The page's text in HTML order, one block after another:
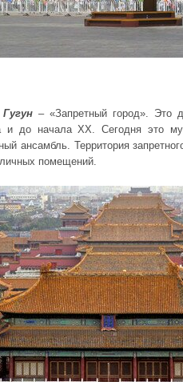
Гугун – «Запретный город». Это
и до начала XX. Сегодня это
ансамбль. Территория
помещений.